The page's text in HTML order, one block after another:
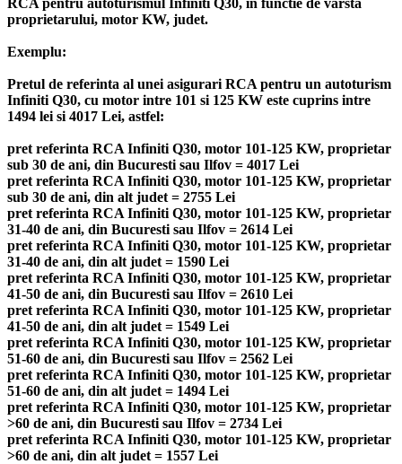
proprietarului, motor KW, judet.
Exemplu:
Pretul de referinta al unei asigurari RCA pentru un autoturism
Infiniti Q30, cu motor intre 101 si 125 KW este cuprins intre
1494 lei si 4017 Lei, astfel:
pret referinta RCA Infiniti Q30, motor 101-125 KW, proprietar
sub 30 de ani, din Bucuresti sau Ilfov = 4017 Lei
pret referinta RCA Infiniti Q30, motor 101-125 KW, proprietar
sub 30 de ani, din alt judet = 2755 Lei
pret referinta RCA Infiniti Q30, motor 101-125 KW, proprietar
31-40 de ani, din Bucuresti sau Ilfov = 2614 Lei
pret referinta RCA Infiniti Q30, motor 101-125 KW, proprietar
31-40 de ani, din alt judet = 1590 Lei
pret referinta RCA Infiniti Q30, motor 101-125 KW, proprietar
41-50 de ani, din Bucuresti sau Ilfov = 2610 Lei
pret referinta RCA Infiniti Q30, motor 101-125 KW, proprietar
41-50 de ani, din alt judet = 1549 Lei
pret referinta RCA Infiniti Q30, motor 101-125 KW, proprietar
51-60 de ani, din Bucuresti sau Ilfov = 2562 Lei
pret referinta RCA Infiniti Q30, motor 101-125 KW, proprietar
51-60 de ani, din alt judet = 1494 Lei
pret referinta RCA Infiniti Q30, motor 101-125 KW, proprietar
>60 de ani, din Bucuresti sau Ilfov = 2734 Lei
pret referinta RCA Infiniti Q30, motor 101-125 KW, proprietar
>60 de ani, din alt judet = 1557 Lei